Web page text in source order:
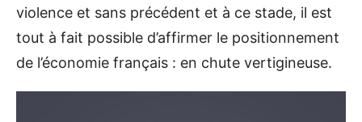
violence et sans précédent et à ce stade, il est
tout à fait possible d’affirmer le positionnement
de l’économie français : en chute vertigineuse.